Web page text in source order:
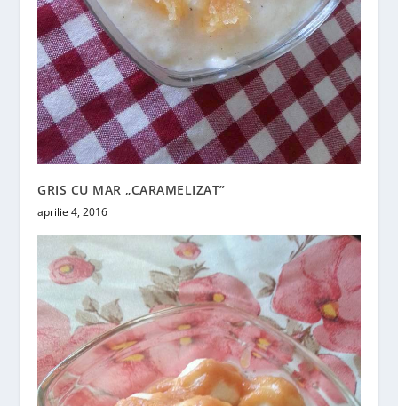
GRIS CU MAR „CARAMELIZAT”
aprilie 4, 2016